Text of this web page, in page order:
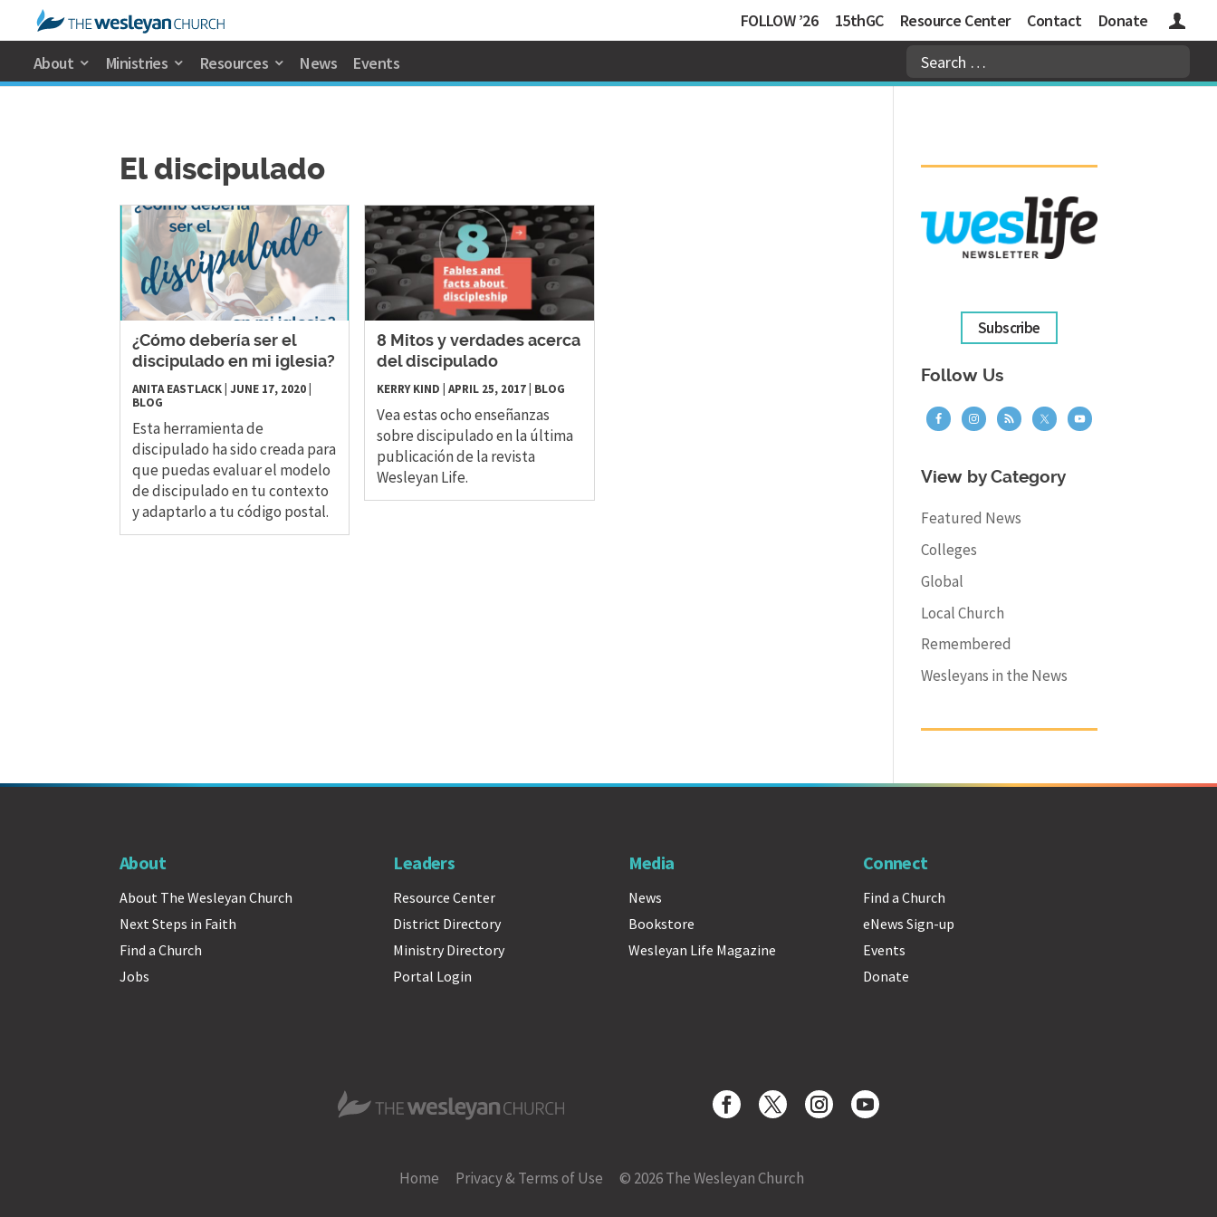
FOLLOW ’26 15thGC Resource Center Contact Donate Logins
About Ministries Resources News Events
El discipulado
¿Cómo debería ser el
discipulado en mi iglesia?
ANITA EASTLACK JUNE 17, 2020
BLOG
Esta herramienta de
discipulado ha sido creada para
que puedas evaluar el modelo
de discipulado en tu contexto
y adaptarlo a tu código postal.
8 Mitos y verdades acerca
del discipulado
KERRY KIND |APRIL 25, 2017 BLOG
Vea estas ocho enseñanzas
sobre discipulado en la última
publicación de la revista
Wesleyan Life.
Subscribe
Follow Us
View by Category
Featured News
Colleges
Global
Local Church
Remembered
Wesleyans in the News
About
About The Wesleyan Church
Next Steps in Faith
Find a Church
Jobs
Leaders
Resource Center
District Directory
Ministry Directory
Portal Login
Media
News
Bookstore
Wesleyan Life Magazine
Connect
Find a Church
eNews Sign-up
Events
Donate
The Wesleyan Church
Home Privacy & Terms of Use © 2026 The Wesleyan Church